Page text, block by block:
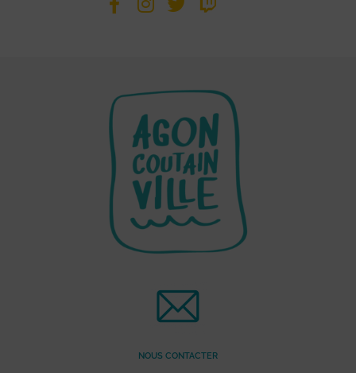
NOUS CONTACTER